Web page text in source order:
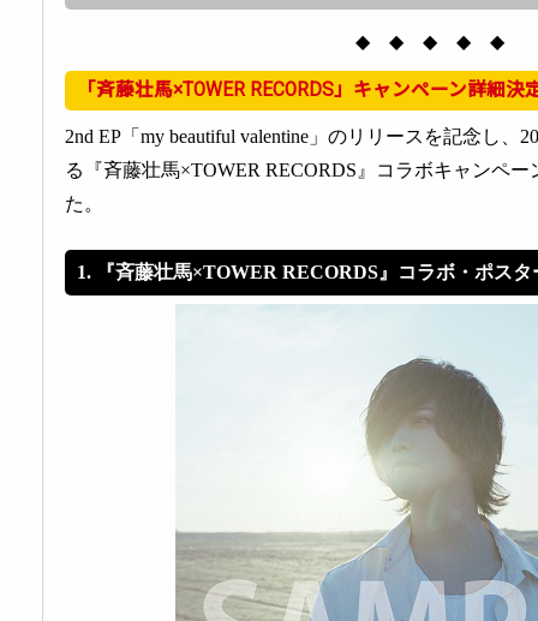
◆ ◆ ◆ ◆ ◆
「斉藤壮馬×TOWER RECORDS」キャンペーン詳細決
2nd EP「my beautiful valentine」のリリースを記念し、
る『斉藤壮馬×TOWER RECORDS』コラボキャンペ
た。
1. 『斉藤壮馬×TOWER RECORDS』コラボ・ポスタ